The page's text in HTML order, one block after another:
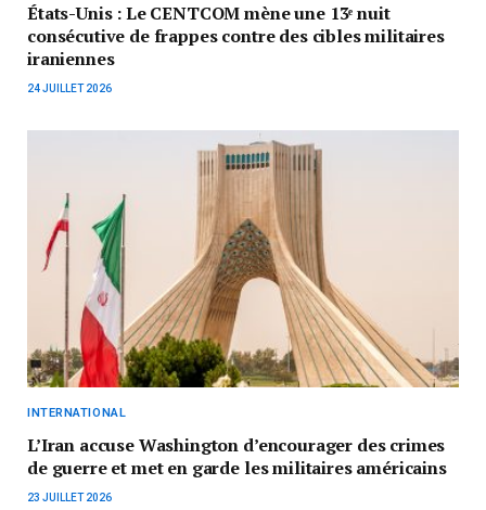
États-Unis : Le CENTCOM mène une 13ᵉ nuit
consécutive de frappes contre des cibles militaires
iraniennes
24 JUILLET 2026
INTERNATIONAL
L’Iran accuse Washington d’encourager des crimes
de guerre et met en garde les militaires américains
23 JUILLET 2026